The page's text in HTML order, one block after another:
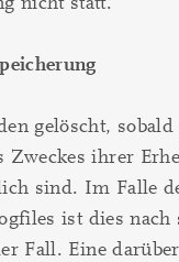
gelöscht,
Zweckes ihrer
sind. Im Falle
ist dies nach
Fall. Eine